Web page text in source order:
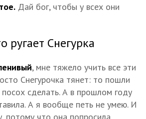
Дай бог, чтобы у всех они
ругает Снегурка
, мне тяжело учить все эти
Снегурочка тянет: то пошли
сделать. А в прошлом году
А я вообще петь не умею. И